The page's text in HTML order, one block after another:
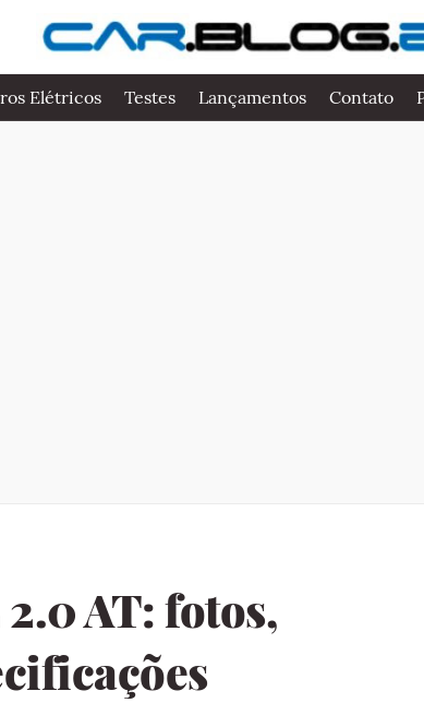
Elétricos Testes Lançamentos Contato
AT: fotos,